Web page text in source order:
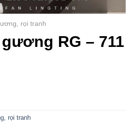
rọi tranh
RG – 711
rọi tranh